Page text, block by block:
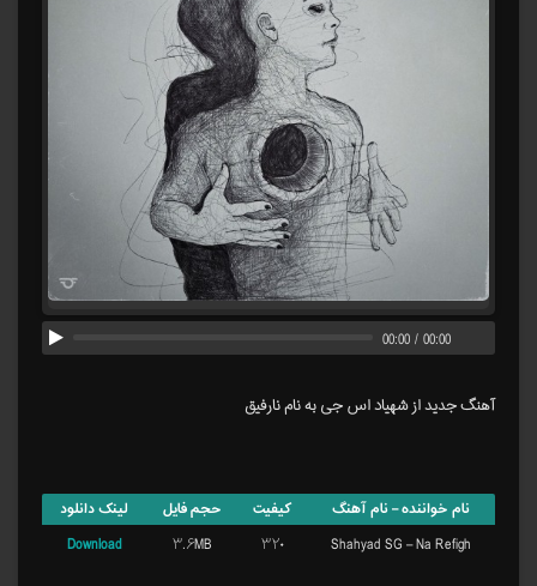
00:00/00:00
آهنگ جدید از شهیاد اس جی به نام نارفیق
نام خواننده – نام آهنگ کیفیت حجم فایل
لینک دانلود
Shahyad SG – Na Refigh
۳۲۰ ۳.۶MB Download